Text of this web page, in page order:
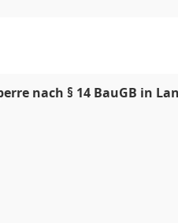
nach § 14 BauGB in